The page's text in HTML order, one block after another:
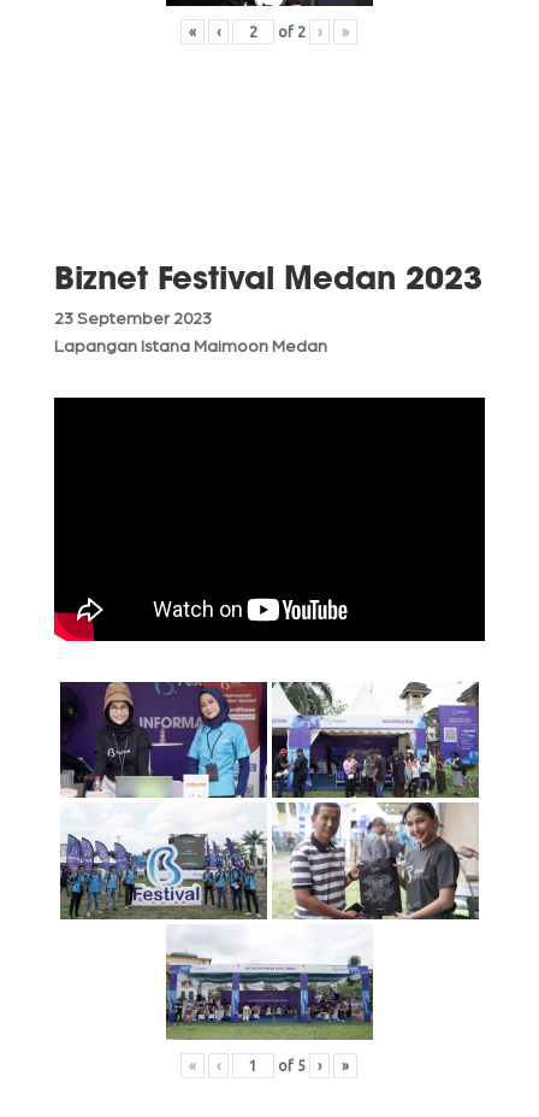
« ‹ of 2 › »
Biznet Festival Medan 2023
23 September 2023
Lapangan Istana Maimoon Medan
« ‹ of 5 › »